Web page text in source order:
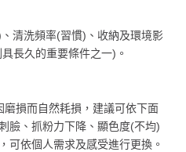
清洗頻率(習慣)、收納及環境影
長久的重要條件之一)。
磨損而自然耗損，建議可依下面
臉、抓粉力下降、顯色度(不均)
可依個人需求及感受進行更換。